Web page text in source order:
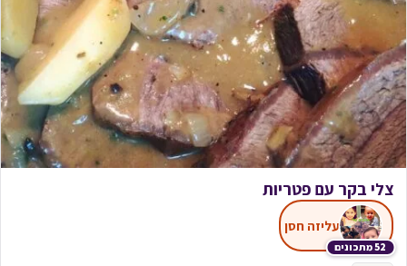
צלי בקר עם פטריות
52 מתכונים
עליזה חסן